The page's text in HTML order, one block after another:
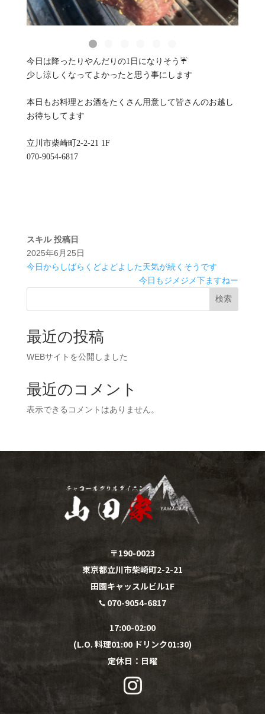
今日は降ったりやんだりの1日になりそう☔️
少し涼しくなってよかったと思う事にします
本日もお料理とお酒をたくさん用意して皆さんのお越し
お待ちしてます
立川市柴崎町2-2-21 1F
070-9054-6817
スキル 投稿日
2025年6月25日
今日からしばらくどよどよした天気が続くそうです
今日もジメジメ下ますねー
検索
最近の投稿
WEBサイトを公開しました
最近のコメント
表示できるコメントはありません。
〒190-0023
東京都立川市柴崎町2-2-21
田園キャッスルビル1F
 070-9054-6817
17:00-02:00
(L.O. 料理01:00 ドリンク01:30)
定休日： 日曜
